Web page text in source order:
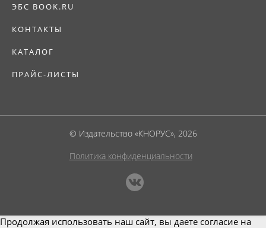
ЭБС BOOK.RU
КОНТАКТЫ
КАТАЛОГ
ПРАЙС-ЛИСТЫ
© Издательство «КНОРУС», 2026
Политика конфиденциальности
Продолжая использовать наш сайт, вы даете согласие на